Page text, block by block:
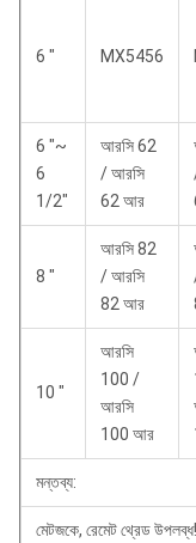
6 " MX5456
6 "~
6
1/2"
আরসি 62
/ আরসি
62 আর
8 "
আরসি 82
/ আরসি
82 আর
10 "
আরসি
100 /
আরসি
100 আর
মন্তব্য:
মেটজকে, রেমেট থ্রেড উপলব্ধ!